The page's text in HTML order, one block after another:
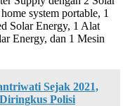
system portable, 1
Solar Energy, 1 Alat
Energy, dan 1 Mesin
Sejak 2021,
Polisi